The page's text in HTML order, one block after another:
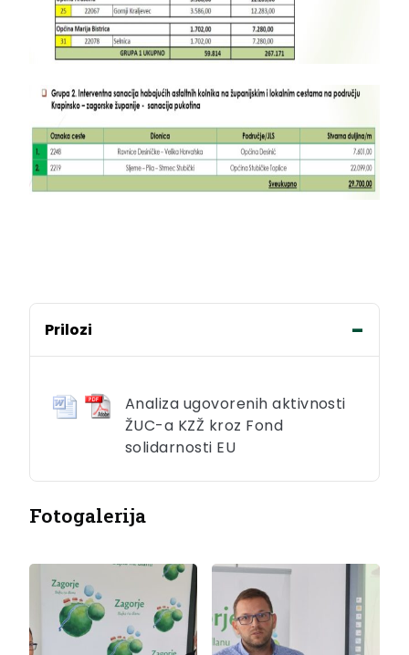
Prilozi
Analiza ugovorenih aktivnosti
ŽUC-a KZŽ kroz Fond
solidarnosti EU
Fotogalerija